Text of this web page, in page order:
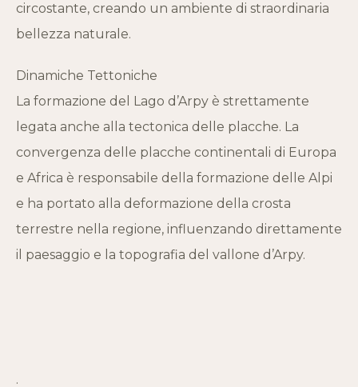
circostante, creando un ambiente di straordinaria
bellezza naturale.
Dinamiche Tettoniche
La formazione del Lago d’Arpy è strettamente
legata anche alla tectonica delle placche. La
convergenza delle placche continentali di Europa
e Africa è responsabile della formazione delle Alpi
e ha portato alla deformazione della crosta
terrestre nella regione, influenzando direttamente
il paesaggio e la topografia del vallone d’Arpy.
.